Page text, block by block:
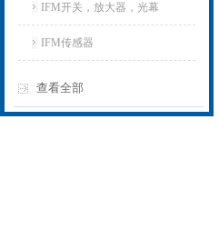
IFM开关，放大器，光幕
IFM传感器
查看全部